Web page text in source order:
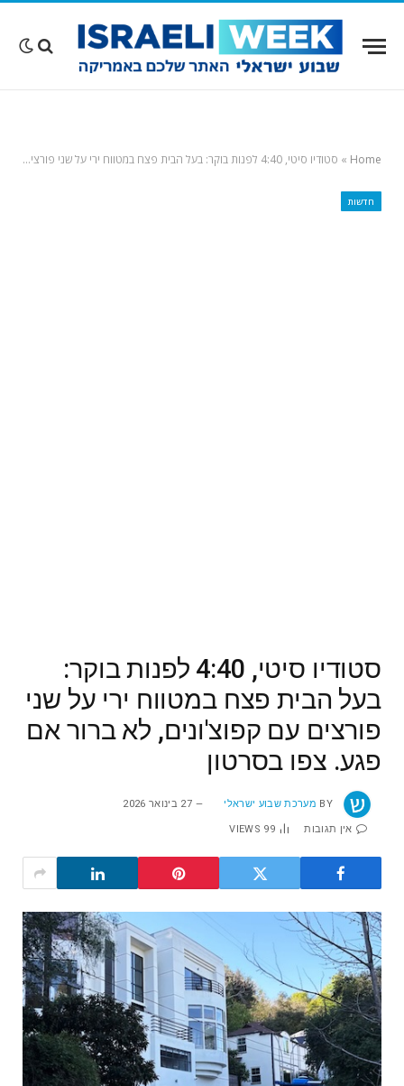
Home
» סטודיו סיטי, 4:40 לפנות בוקר: בעל הבית פצח במטווח ירי על שני פורצים עם קפוצ'ונים, לא ברור אם פגע. צפו בסרטון
חדשות
סטודיו סיטי, 4:40 לפנות בוקר:
בעל הבית פצח במטווח ירי על שני
פורצים עם קפוצ'ונים, לא ברור אם
פגע. צפו בסרטון
BY מערכת שבוע ישראלי 27 בינואר 2026
אין תגובות 99
VIEWS